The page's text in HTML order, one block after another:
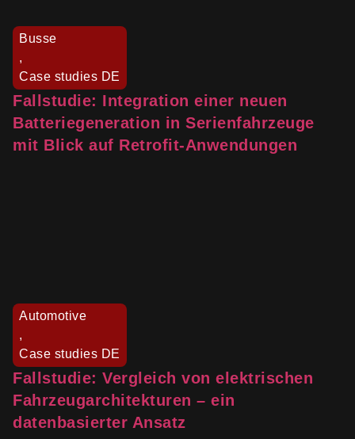
Busse
,
Case studies DE
Fallstudie: Integration einer neuen
Batteriegeneration in Serienfahrzeuge
mit Blick auf Retrofit-Anwendungen
Automotive
,
Case studies DE
Fallstudie: Vergleich von elektrischen
Fahrzeugarchitekturen – ein
datenbasierter Ansatz